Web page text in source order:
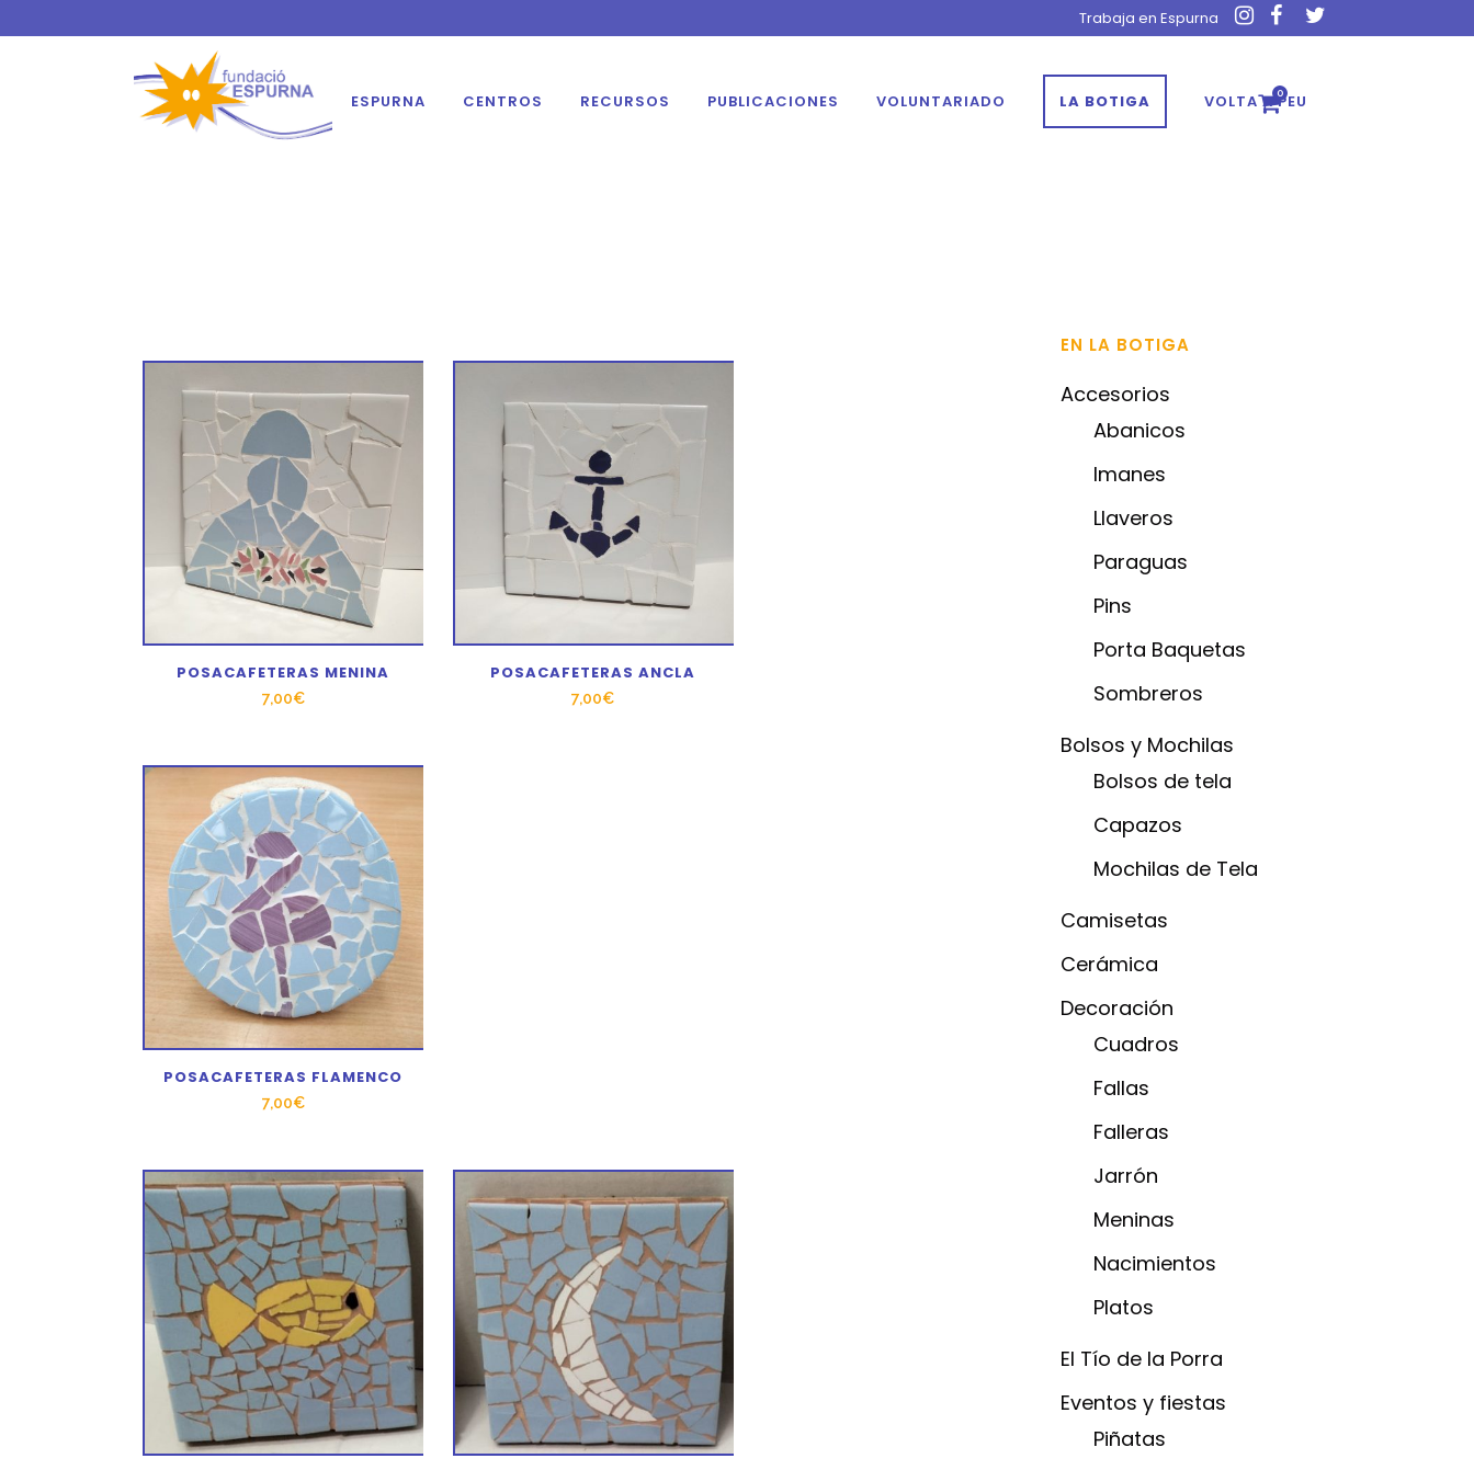
Trabaja en Espurna
0
ESPURNA CENTROS RECURSOS PUBLICACIONES VOLUNTARIADO LA BOTIGA VOLTA A PEU
POSACAFETERAS MENINA
7,00€
POSACAFETERAS ANCLA
7,00€
POSACAFETERAS FLAMENCO
7,00€
EN LA BOTIGA
Accesorios
Abanicos
Imanes
Llaveros
Paraguas
Pins
Porta Baquetas
Sombreros
Bolsos y Mochilas
Bolsos de tela
Capazos
Mochilas de Tela
Camisetas
Cerámica
Decoración
Cuadros
Fallas
Falleras
Jarrón
Meninas
Nacimientos
Platos
El Tío de la Porra
Eventos y fiestas
Piñatas